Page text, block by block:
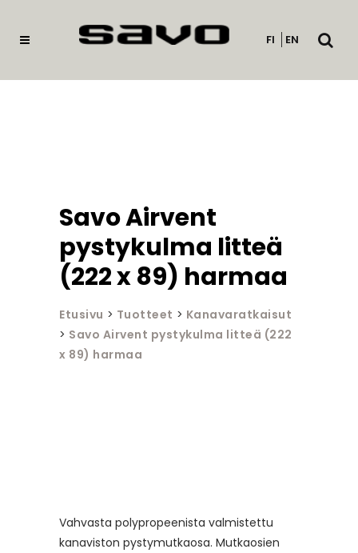
FI EN
Avaa
Savo Airvent
pystykulma litteä
(222 x 89) harmaa
Etusivu > Tuotteet > Kanavaratkaisut
> Savo Airvent pystykulma litteä (222
x 89) harmaa
Vahvasta polypropeenista valmistettu
kanaviston pystymutkaosa. Mutkaosien